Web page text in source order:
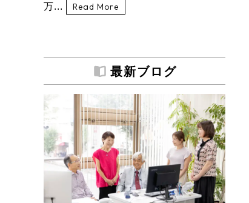
万...
Read More
最新ブログ